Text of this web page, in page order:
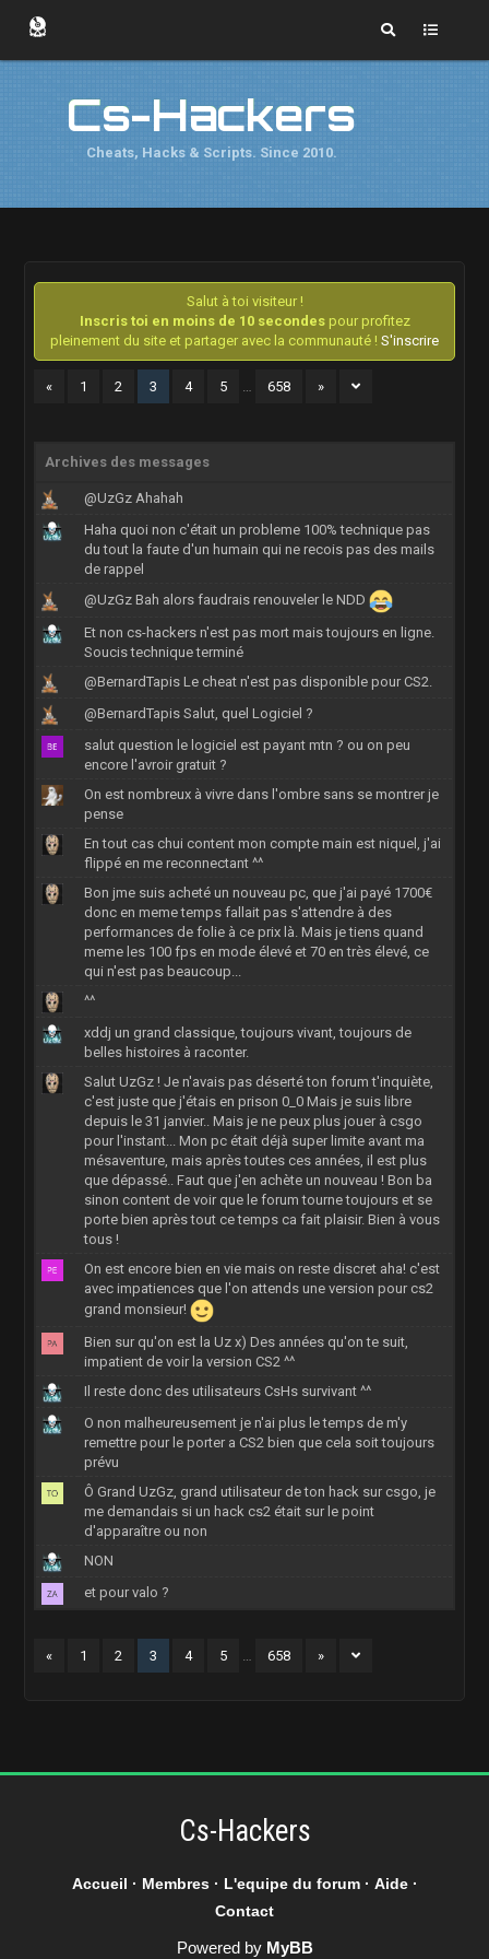
Cs-Hackers
Cheats, Hacks & Scripts. Since 2010.
Salut à toi visiteur !
Inscris toi en moins de 10 secondespour profitez
pleinement du site et partager avec la communauté ! S'inscrire
« 1 2 3 4 5 … 658 »
Archives des messages
@UzGz Ahahah
Haha quoi non c'était un probleme 100% technique pas
du tout la faute d'un humain qui ne recois pas des mails
de rappel
@UzGz Bah alors faudrais renouveler le NDD
Et non cs-hackers n'est pas mort mais toujours en ligne.
Soucis technique terminé
@BernardTapis Le cheat n'est pas disponible pour CS2.
@BernardTapis Salut, quel Logiciel ?
salut question le logiciel est payant mtn ? ou on peu
encore l'avroir gratuit ?
On est nombreux à vivre dans l'ombre sans se montrer je
pense
En tout cas chui content mon compte main est niquel, j'ai
flippé en me reconnectant ^^
Bon jme suis acheté un nouveau pc, que j'ai payé 1700€
donc en meme temps fallait pas s'attendre à des
performances de folie à ce prix là. Mais je tiens quand
meme les 100 fps en mode élevé et 70 en très élevé, ce
qui n'est pas beaucoup...
^^
xddj un grand classique, toujours vivant, toujours de
belles histoires à raconter.
Salut UzGz ! Je n'avais pas déserté ton forum t'inquiète,
c'est juste que j'étais en prison 0_0 Mais je suis libre
depuis le 31 janvier.. Mais je ne peux plus jouer à csgo
pour l'instant... Mon pc était déjà super limite avant ma
mésaventure, mais après toutes ces années, il est plus
que dépassé.. Faut que j'en achète un nouveau ! Bon ba
sinon content de voir que le forum tourne toujours et se
porte bien après tout ce temps ca fait plaisir. Bien à vous
tous !
On est encore bien en vie mais on reste discret aha! c'est
avec impatiences que l'on attends une version pour cs2
grand monsieur!
Bien sur qu'on est la Uz x) Des années qu'on te suit,
impatient de voir la version CS2 ^^
Il reste donc des utilisateurs CsHs survivant ^^
O non malheureusement je n'ai plus le temps de m'y
remettre pour le porter a CS2 bien que cela soit toujours
prévu
Ô Grand UzGz, grand utilisateur de ton hack sur csgo, je
me demandais si un hack cs2 était sur le point
d'apparaître ou non
NON
et pour valo ?
« 1 2 3 4 5 … 658 »
Cs-Hackers
Accueil · Membres· L'equipe du forum· Aide·
Contact
Powered by MyBB